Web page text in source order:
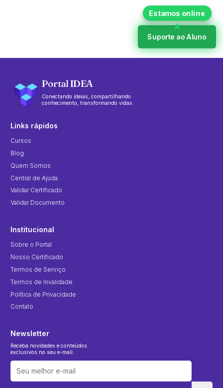
Suporte ao Aluno
Portal IDEA
Conectando ideias, compartilhando
conhecimento, transformando vidas.
Links rápidos
Cursos
Blog
Quem Somos
Central de Ajuda
Validar Certificado
Validar Documento
Institucional
Sobre o Portal
Nosso Certificado
Termos de Serviço
Termos de Invalidade
Política de Privacidade
Contato
Newsletter
Receba novidades e conteúdos
exclusivos no seu e-mail.